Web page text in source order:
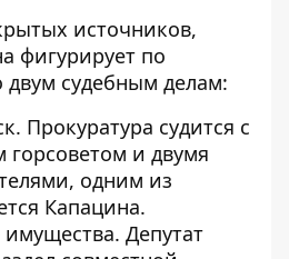
источников,
фигурирует по
судебным делам:
Прокуратура судится с
горсоветом и двумя
одним из
Капацина.
Депутат